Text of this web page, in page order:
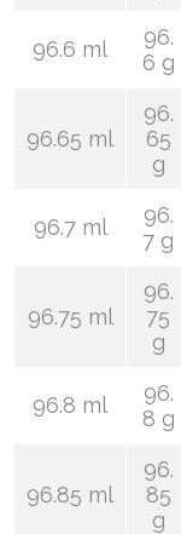
96.6 ml
96.
6 g
96.65 ml
96.
65
g
96.7 ml
96.
7 g
96.75 ml
96.
75
g
96.8 ml
96.
8 g
96.85 ml
96.
85
g